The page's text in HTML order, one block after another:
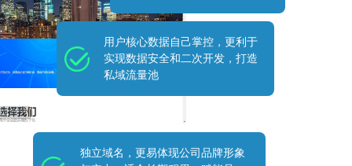
用户核心数据自己掌控，更利于
实现数据安全和二次开发，打造
私域流量池
独立域名，更易体现公司品牌形象